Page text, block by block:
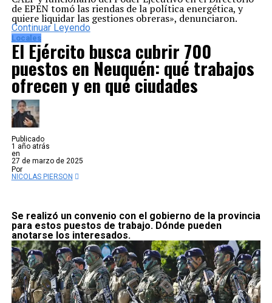
de EPEN tomó las riendas de la política energética, y
quiere liquidar las gestiones obreras», denunciaron.
Continuar Leyendo
Locales
El Ejército busca cubrir 700
puestos en Neuquén: qué trabajos
ofrecen y en qué ciudades
Publicado
1 año atrás
en
27 de marzo de 2025
Por
NICOLAS PIERSON
Se realizó un convenio con el gobierno de la provincia
para estos puestos de trabajo. Dónde pueden
anotarse los interesados.